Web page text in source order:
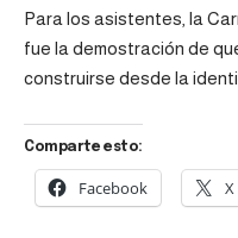
Para los asistentes, la
fue la demostración de
construirse desde la
Comparte esto:
Facebook X